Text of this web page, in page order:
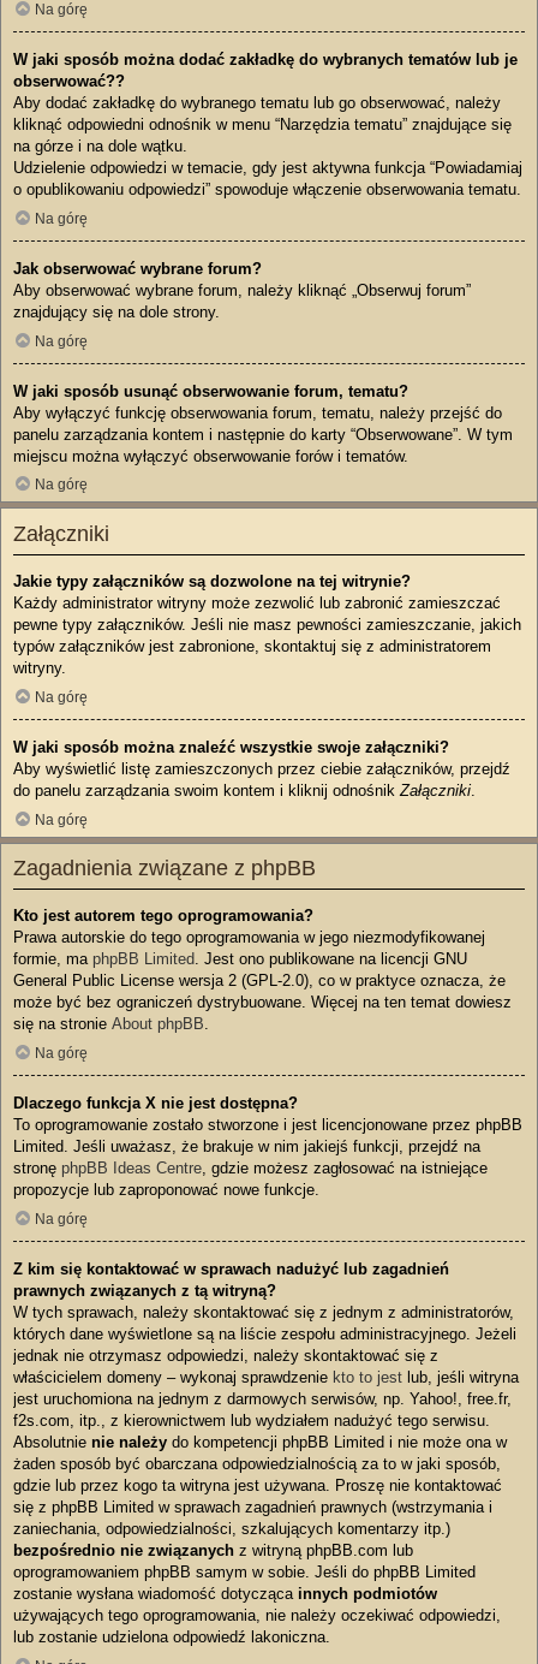
Na górę
W jaki sposób można dodać zakładkę do wybranych tematów lub je
obserwować??
Aby dodać zakładkę do wybranego tematu lub go obserwować, należy
kliknąć odpowiedni odnośnik w menu “Narzędzia tematu” znajdujące się
na górze i na dole wątku.
Udzielenie odpowiedzi w temacie, gdy jest aktywna funkcja “Powiadamiaj
o opublikowaniu odpowiedzi” spowoduje włączenie obserwowania tematu.
Na górę
Jak obserwować wybrane forum?
Aby obserwować wybrane forum, należy kliknąć „Obserwuj forum”
znajdujący się na dole strony.
Na górę
W jaki sposób usunąć obserwowanie forum, tematu?
Aby wyłączyć funkcję obserwowania forum, tematu, należy przejść do
panelu zarządzania kontem i następnie do karty “Obserwowane”. W tym
miejscu można wyłączyć obserwowanie forów i tematów.
Na górę
Załączniki
Jakie typy załączników są dozwolone na tej witrynie?
Każdy administrator witryny może zezwolić lub zabronić zamieszczać
pewne typy załączników. Jeśli nie masz pewności zamieszczanie, jakich
typów załączników jest zabronione, skontaktuj się z administratorem
witryny.
Na górę
W jaki sposób można znaleźć wszystkie swoje załączniki?
Aby wyświetlić listę zamieszczonych przez ciebie załączników, przejdź
do panelu zarządzania swoim kontem i kliknij odnośnikZałączniki.
Na górę
Zagadnienia związane z phpBB
Kto jest autorem tego oprogramowania?
Prawa autorskie do tego oprogramowania w jego niezmodyfikowanej
formie, ma phpBB Limited. Jest ono publikowane na licencji GNU
General Public License wersja 2 (GPL-2.0), co w praktyce oznacza, że
może być bez ograniczeń dystrybuowane. Więcej na ten temat dowiesz
się na stronie About phpBB.
Na górę
Dlaczego funkcja X nie jest dostępna?
To oprogramowanie zostało stworzone i jest licencjonowane przez phpBB
Limited. Jeśli uważasz, że brakuje w nim jakiejś funkcji, przejdź na
stronę phpBB Ideas Centre, gdzie możesz zagłosować na istniejące
propozycje lub zaproponować nowe funkcje.
Na górę
Z kim się kontaktować w sprawach nadużyć lub zagadnień
prawnych związanych z tą witryną?
W tych sprawach, należy skontaktować się z jednym z administratorów,
których dane wyświetlone są na liście zespołu administracyjnego. Jeżeli
jednak nie otrzymasz odpowiedzi, należy skontaktować się z
właścicielem domeny – wykonaj sprawdzenie kto to jest lub, jeśli witryna
jest uruchomiona na jednym z darmowych serwisów, np. Yahoo!, free.fr,
f2s.com, itp., z kierownictwem lub wydziałem nadużyć tego serwisu.
Absolutnie nie należy do kompetencji phpBB Limited i nie może ona w
żaden sposób być obarczana odpowiedzialnością za to w jaki sposób,
gdzie lub przez kogo ta witryna jest używana. Proszę nie kontaktować
się z phpBB Limited w sprawach zagadnień prawnych (wstrzymania i
zaniechania, odpowiedzialności, szkalujących komentarzy itp.)
bezpośrednio nie związanych z witryną phpBB.com lub
oprogramowaniem phpBB samym w sobie. Jeśli do phpBB Limited
zostanie wysłana wiadomość dotycząca innych podmiotów
używających tego oprogramowania, nie należy oczekiwać odpowiedzi,
lub zostanie udzielona odpowiedź lakoniczna.